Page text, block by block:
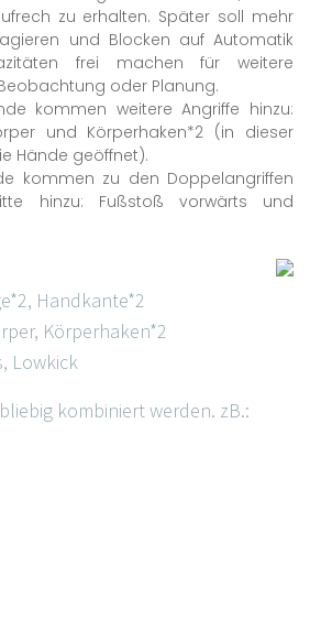
zu erhalten. Später soll mehr
und Blocken auf Automatik
frei machen für weitere
oder Planung.
kommen weitere Angriffe hinzu:
und Körperhaken*2 (in dieser
Hände geöffnet).
kommen zu den Doppelangriffen
hinzu: Fußstoß vorwärts und
Handkante*2
Körperhaken*2
Lowkick
kombiniert werden. zB.: